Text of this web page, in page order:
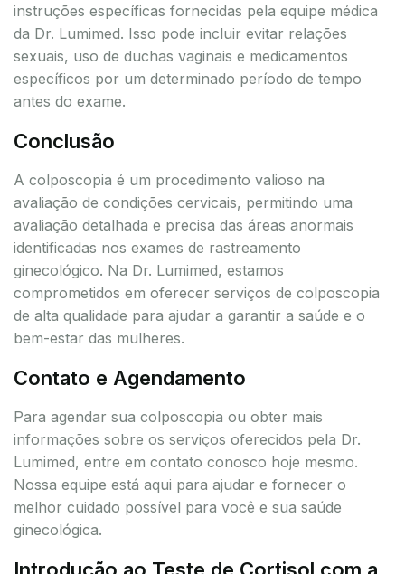
instruções específicas fornecidas pela equipe médica
da Dr. Lumimed. Isso pode incluir evitar relações
sexuais, uso de duchas vaginais e medicamentos
específicos por um determinado período de tempo
antes do exame.
Conclusão
A colposcopia é um procedimento valioso na
avaliação de condições cervicais, permitindo uma
avaliação detalhada e precisa das áreas anormais
identificadas nos exames de rastreamento
ginecológico. Na Dr. Lumimed, estamos
comprometidos em oferecer serviços de colposcopia
de alta qualidade para ajudar a garantir a saúde e o
bem-estar das mulheres.
Contato e Agendamento
Para agendar sua colposcopia ou obter mais
informações sobre os serviços oferecidos pela Dr.
Lumimed, entre em contato conosco hoje mesmo.
Nossa equipe está aqui para ajudar e fornecer o
melhor cuidado possível para você e sua saúde
ginecológica.
Introdução ao Teste de Cortisol com a